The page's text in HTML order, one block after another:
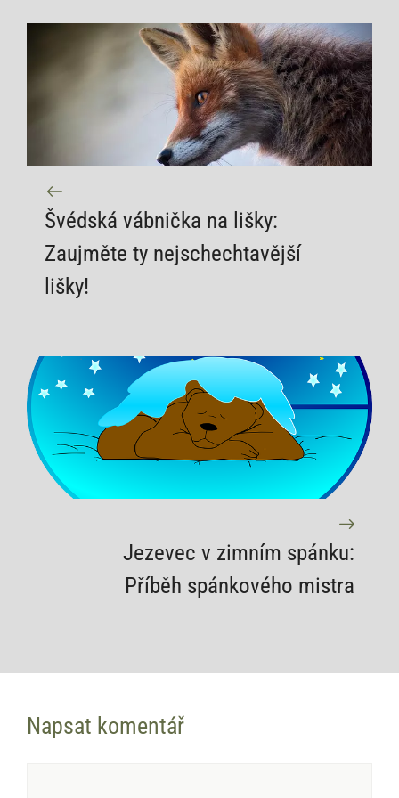
Švédská vábnička na lišky:
Zaujměte ty nejschechtavější
lišky!
Jezevec v zimním spánku:
Příběh spánkového mistra
Napsat komentář